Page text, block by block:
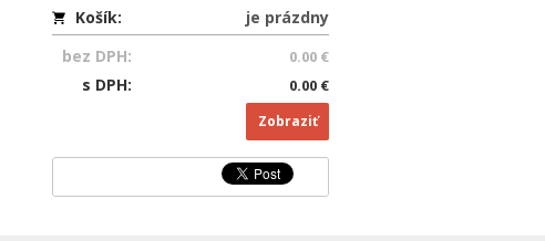
Košík:
je prázdny
bez DPH:
0.00 €
s DPH: 0.00 €
Zobraziť